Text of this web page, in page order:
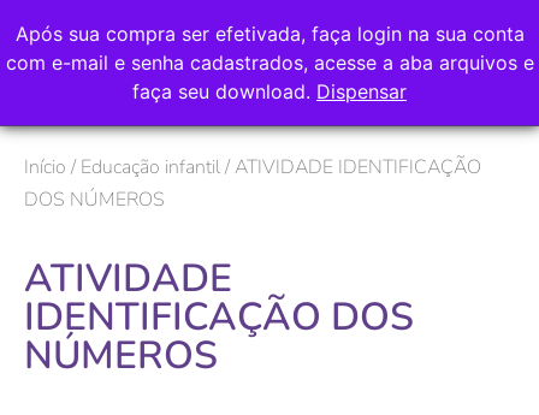
Após sua compra ser efetivada, faça login na sua conta
com e-mail e senha cadastrados, acesse a aba arquivos e
faça seu download. Dispensar
Início /Educação infantil/ ATIVIDADE IDENTIFICAÇÃO
DOS NÚMEROS
ATIVIDADE
IDENTIFICAÇÃO DOS
NÚMEROS